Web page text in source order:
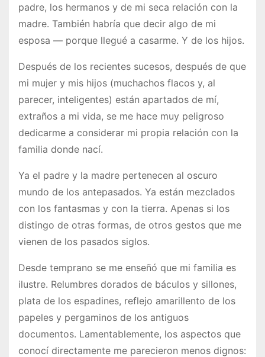
padre, los hermanos y de mi seca relación con la
madre. También habría que decir algo de mi
esposa — porque llegué a casarme. Y de los hijos.
Después de los recientes sucesos, después de que
mi mujer y mis hijos (muchachos flacos y, al
parecer, inteligentes) están apartados de mí,
extraños a mi vida, se me hace muy peligroso
dedicarme a considerar mi propia rela­ción con la
familia donde nací.
Ya el padre y la madre pertenecen al oscuro
mundo de los antepasados. Ya están mezclados
con los fantasmas y con la tierra. Apenas si los
distingo de otras formas, de otros gestos que me
vienen de los pasados siglos.
Desde temprano se me enseñó que mi familia es
ilustre. Relumbres dorados de báculos y sillones,
plata de los espadines, reflejo amarillento de los
papeles y pergaminos de los antiguos
documentos. Lamentablemente, los aspectos que
conocí directamente me parecieron menos dignos: